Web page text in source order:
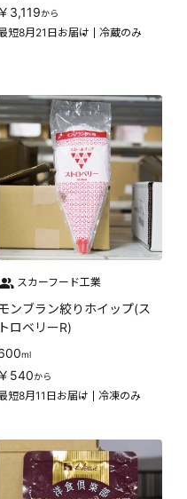
￥3,119から
短8月21日お届け 冷蔵のみ
スカーフード工業
ンブラン絞りホイップ(ス
トロベリーR)
ml
￥540から
短8月11日お届け 冷凍のみ